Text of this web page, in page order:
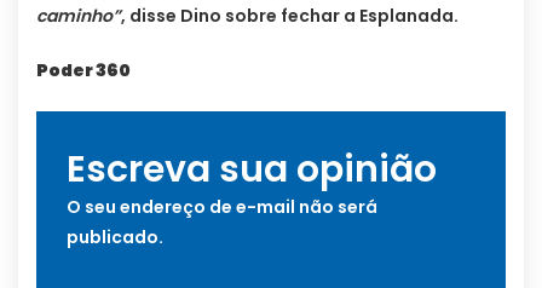
caminho”, disse Dino sobre fechar a Esplanada.
Poder 360
Escreva sua opinião
O seu endereço de e-mail não será
publicado.